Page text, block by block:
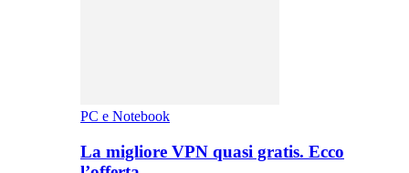
PC e Notebook
La migliore VPN quasi gratis. Ecco